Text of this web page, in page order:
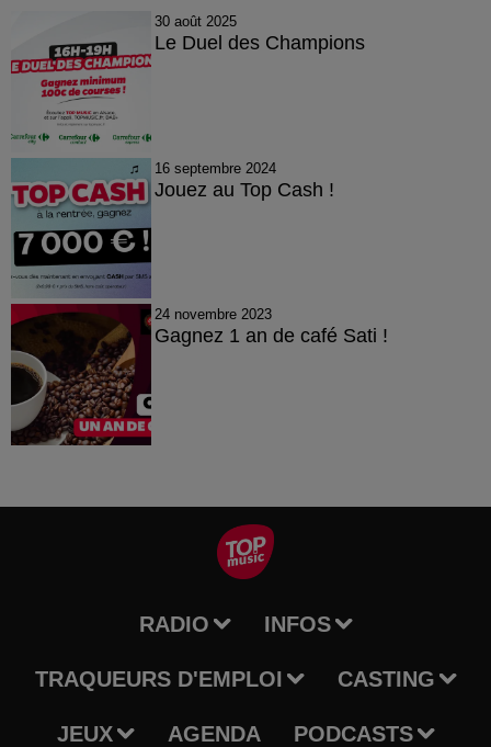
30 août 2025
Le Duel des Champions
16 septembre 2024
Jouez au Top Cash !
24 novembre 2023
Gagnez 1 an de café Sati !
RADIO INFOS
TRAQUEURS D'EMPLOI CASTING
JEUX AGENDA PODCASTS